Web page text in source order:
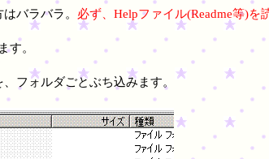
バラバラ。 必ず、Helpファイル(Readme等)
す。
フォルダごとぶち込みます。